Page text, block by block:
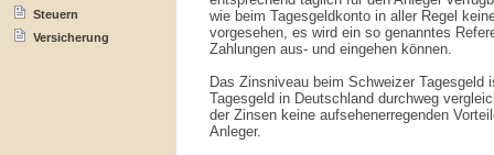
wie beim Tagesgeldkonto in aller Regel
vorgesehen, es wird ein so genanntes
Zahlungen aus- und eingehen können.
Das Zinsniveau beim Schweizer Tagesgeld
Tagesgeld in Deutschland durchweg
der Zinsen keine aufsehenerregenden
Anleger.
Steuern
Versicherung